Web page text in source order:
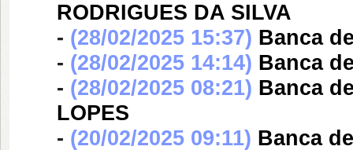
RODRIGUES DA SILVA
- (28/02/2025 15:37) Banca
- (28/02/2025 14:14) Banca
- (28/02/2025 08:21) Banca
LOPES
- (20/02/2025 09:11) Banca